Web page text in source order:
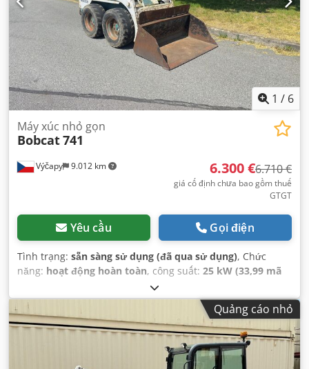
1 / 6
Výčapy 9.012 km
Máy xúc nhỏ gọn
Bobcat741
6.300 €6.710 €
giá cố định chưa bao gồm thuế
GTGT
Yêu cầu Gọi điện
Tình trạng: sẵn sàng sử dụng (đã qua sử dụng), Chức
năng: hoạt động hoàn toàn, công suất: 25 kW (33,99 mã
, giờ hoạt động:
Quảng cáo nhỏ